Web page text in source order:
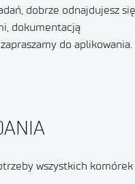
dobrze odnajdujesz
dokumentacją
do aplikowania.
wszystkich